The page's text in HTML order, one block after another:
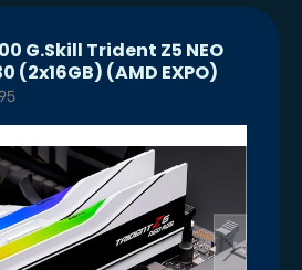
G.Skill Trident Z5 NEO
(2x16GB) (AMD EXPO)